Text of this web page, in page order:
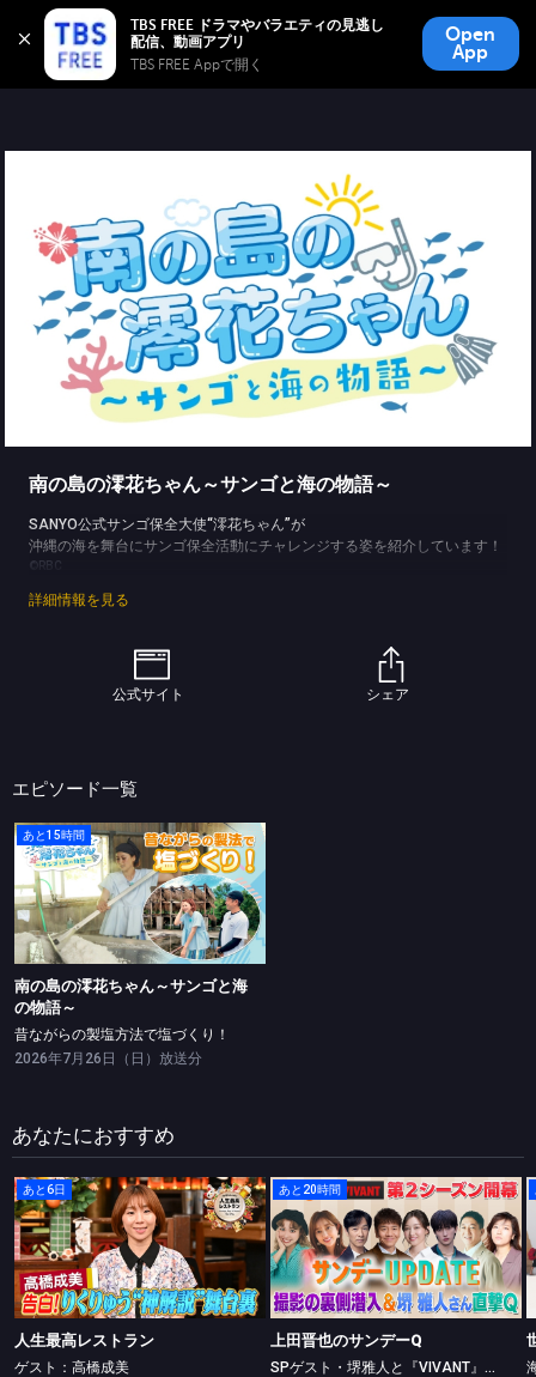
TBS FREE ドラマやバラエティの見逃し
TBS FREE Appで開く
Open
App
TBS FREE
無料見逃し配信
南の島の澪花ちゃん～サンゴと海の物語～
SANYO公式サンゴ保全大使“澪花ちゃん”が
沖縄の海を舞台にサンゴ保全活動にチャレンジする姿を紹介しています！
©RBC
詳細情報を見る
公式サイト シェア
エピソード一覧
あと15時間
南の島の澪花ちゃん～サンゴと海の物語～
昔ながらの製塩方法で塩づくり！
南の島の澪花ちゃん～サンゴと海
の物語～
昔ながらの製塩方法で塩づくり！
2026年7月26日（日）放送分
あなたにおすすめ
あと6日
人生最高レストラン
ゲスト：高橋成美
人生最高レストラン
ゲスト：高橋成美
あと20時間
上田晋也のサンデーQ
SPゲスト・堺雅人と『VIVANT』第2シーズンの世界をアップデート！
上田晋也のサンデーQ
SPゲスト・堺雅人と『VIVANT』第2シーズンの世界をアップデート！